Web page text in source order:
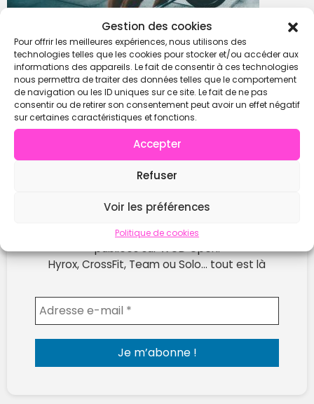
Gestion des cookies
Pour offrir les meilleures expériences, nous utilisons des
technologies telles que les cookies pour stocker et/ou accéder aux
informations des appareils. Le fait de consentir à ces technologies
nous permettra de traiter des données telles que le comportement
de navigation ou les ID uniques sur ce site. Le fait de ne pas
consentir ou de retirer son consentement peut avoir un effet négatif
sur certaines caractéristiques et fonctions.
Accepter
Refuser
Voir les préférences
Politique de cookies
Ne rate plus les prochaines compétitions !
Reçois chaque semaine les nouvelles compètes
publiées sur WOD Open.
Hyrox, CrossFit, Team ou Solo… tout est là